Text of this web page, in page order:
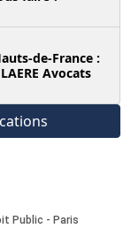
de-France :
Avocats